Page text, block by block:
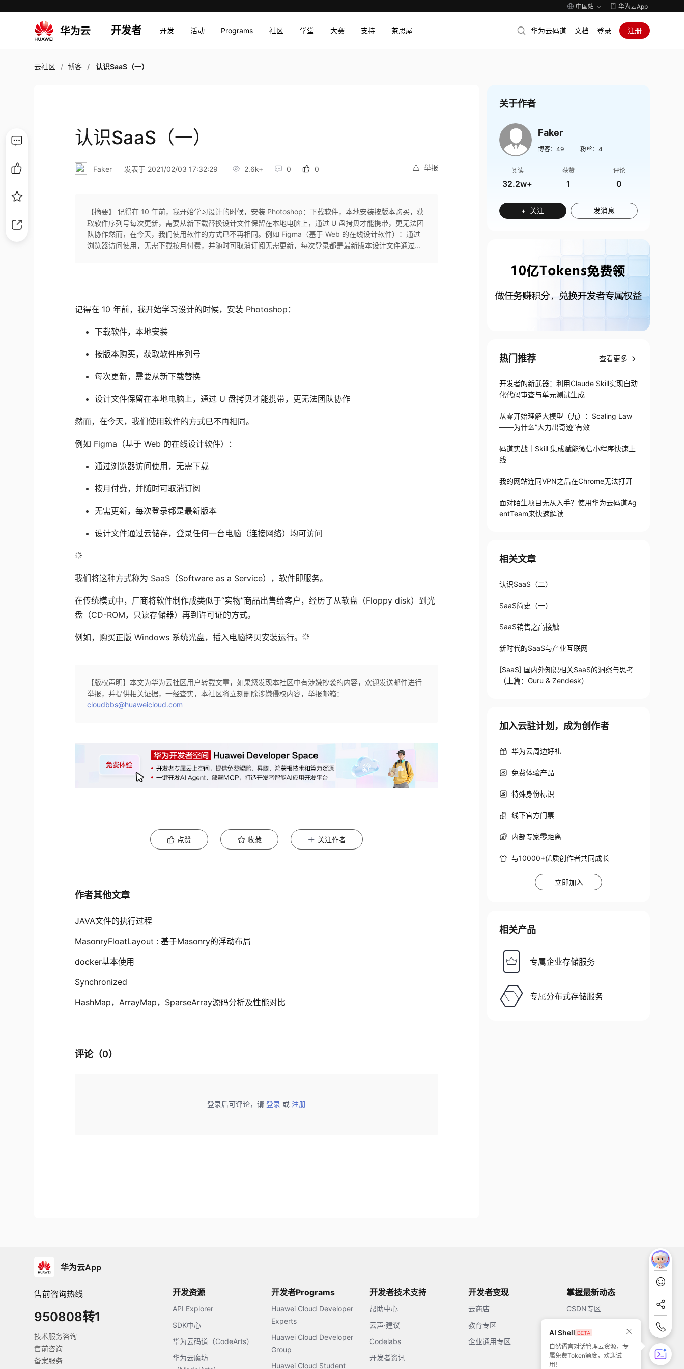
中国站 华为云App
开发者 开发 活动 Programs 社区 学堂 大赛 支持 茶思屋 华为云码道 文档 登录 注册
云社区 博客 认识SaaS（一）
认识SaaS（一）
举报
Faker 发表于 2021/02/03 17:32:29 2.6k+ 0 0
【摘要】 记得在 10 年前，我开始学习设计的时候，安装 Photoshop：下载软件，本地安装按版本购买，获
取软件序列号每次更新，需要从新下载替换设计文件保留在本地电脑上，通过 U 盘拷贝才能携带，更无法团
队协作然而，在今天，我们使用软件的方式已不再相同。例如 Figma（基于 Web 的在线设计软件）：通过
浏览器访问使用，无需下载按月付费，并随时可取消订阅无需更新，每次登录都是最新版本设计文件通过...
记得在 10 年前，我开始学习设计的时候，安装 Photoshop：
下载软件，本地安装
按版本购买，获取软件序列号
每次更新，需要从新下载替换
设计文件保留在本地电脑上，通过 U 盘拷贝才能携带，更无法团队协作
然而，在今天，我们使用软件的方式已不再相同。
例如 Figma（基于 Web 的在线设计软件）：
通过浏览器访问使用，无需下载
按月付费，并随时可取消订阅
无需更新，每次登录都是最新版本
设计文件通过云储存，登录任何一台电脑（连接网络）均可访问
我们将这种方式称为 SaaS（Software as a Service），软件即服务。
在传统模式中，厂商将软件制作成类似于“实物”商品出售给客户，经历了从软盘（Floppy disk）到光
盘（CD-ROM，只读存储器）再到许可证的方式。
例如，购买正版 Windows 系统光盘，插入电脑拷贝安装运行。
【版权声明】本文为华为云社区用户转载文章，如果您发现本社区中有涉嫌抄袭的内容，欢迎发送邮件进行
举报，并提供相关证据，一经查实，本社区将立刻删除涉嫌侵权内容，举报邮箱：
cloudbbs@huaweicloud.com
点赞 收藏 关注作者
作者其他文章
JAVA文件的执行过程
MasonryFloatLayout : 基于Masonry的浮动布局
docker基本使用
Synchronized
HashMap，ArrayMap，SparseArray源码分析及性能对比
评论（0）
登录后可评论，请 登录 或 注册
关于作者
Faker
博客： 49 粉丝： 4
阅读
32.2w+
获赞
1
评论
0
+ 关注 发消息
热门推荐 查看更多
开发者的新武器：利用Claude Skill实现自动
化代码审查与单元测试生成
从零开始理解大模型（九）：Scaling Law
——为什么”大力出奇迹”有效
码道实战｜Skill 集成赋能微信小程序快速上
线
我的网站连同VPN之后在Chrome无法打开
面对陌生项目无从入手？使用华为云码道Ag
entTeam来快速解读
相关文章
认识SaaS（二）
SaaS简史（一）
SaaS销售之高接触
新时代的SaaS与产业互联网
[SaaS] 国内外知识相关SaaS的洞察与思考
（上篇：Guru & Zendesk）
加入云驻计划，成为创作者
华为云周边好礼
免费体验产品
特殊身份标识
线下官方门票
内部专家零距离
与10000+优质创作者共同成长
立即加入
相关产品
专属企业存储服务
专属分布式存储服务
AI Shell
自然语言对话管理云资源，专
属免费Token额度，欢迎试
用！
华为云App
售前咨询热线
950808转1
技术服务咨询
售前咨询
备案服务
开发资源
API Explorer
SDK中心
华为云码道（CodeArts）
华为云魔坊
开发者Programs
Huawei Cloud Developer
Experts
Huawei Cloud Developer
Group
Huawei Cloud Student
开发者技术支持
帮助中心
云声·建议
Codelabs
开发者资讯
开发者变现
云商店
教育专区
企业通用专区
掌握最新动态
CSDN专区
开源中国
51CTO